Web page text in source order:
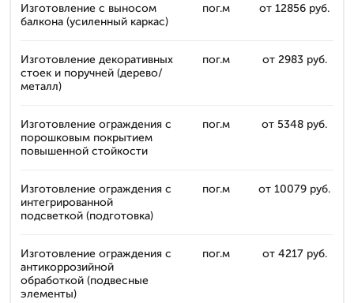
Изготовление с выносом
балкона (усиленный каркас)
пог.м от 12856 руб.
Изготовление декоративных
стоек и поручней (дерево/
металл)
пог.м от 2983 руб.
Изготовление ограждения с
порошковым покрытием
повышенной стойкости
пог.м от 5348 руб.
Изготовление ограждения с
интегрированной
подсветкой (подготовка)
пог.м от 10079 руб.
Изготовление ограждения с
антикоррозийной
обработкой (подвесные
элементы)
пог.м от 4217 руб.